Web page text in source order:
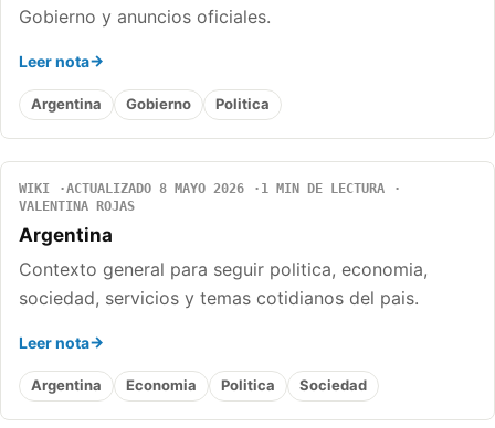
Gobierno y anuncios oficiales.
Leer nota
Argentina Gobierno Politica
WIKI ACTUALIZADO 8 MAYO 2026
1 MIN DE LECTURA
VALENTINA ROJAS
Argentina
Contexto general para seguir politica, economia,
sociedad, servicios y temas cotidianos del pais.
Leer nota
Argentina Economia Politica Sociedad